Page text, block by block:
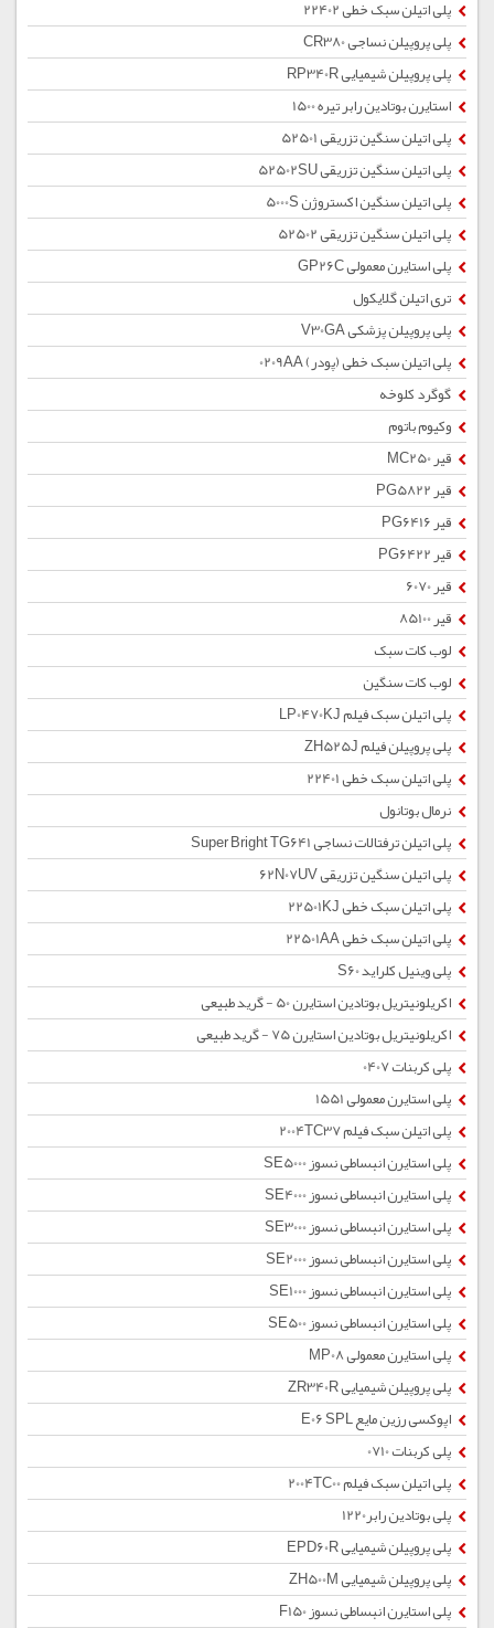
پلی اتیلن سبک خطی 22402
پلی پروپیلن نساجی CR380
پلی پروپیلن شیمیایی RP340R
استایرن بوتادین رابر تیره 1500
پلی اتیلن سنگین تزریقی 52501
پلی اتیلن سنگین تزریقی 52502SU
پلی اتیلن سنگین اکستروژن 5000S
پلی اتیلن سنگین تزریقی 52502
پلی استایرن معمولی GP26C
تری اتیلن گلایکول
پلی پروپیلن پزشکی V30GA
پلی اتیلن سبک خطی (پودر) 0209AA
گوگرد کلوخه
وکیوم باتوم
قیر MC250
قیر PG5822
قیر PG6416
قیر PG6422
قیر 6070
قیر 85100
لوب کات سبک
لوب کات سنگین
پلی اتیلن سبک فیلم LP0470KJ
پلی پروپیلن فیلم ZH525J
پلی اتیلن سبک خطی 22401
نرمال بوتانول
پلی اتیلن ترفتالات نساجی Super Bright TG641
پلی اتیلن سنگین تزریقی 62N07UV
پلی اتیلن سبک خطی 22501KJ
پلی اتیلن سبک خطی 22501AA
پلی وینیل کلراید S60
اکریلونیتریل بوتادین استایرن 50 - گرید طبیعی
اکریلونیتریل بوتادین استایرن 75 - گرید طبیعی
پلی کربنات 0407
پلی استایرن معمولی 1551
پلی اتیلن سبک فیلم 2004TC37
پلی استایرن انبساطی نسوز SE5000
پلی استایرن انبساطی نسوز SE4000
پلی استایرن انبساطی نسوز SE3000
پلی استایرن انبساطی نسوز SE2000
پلی استایرن انبساطی نسوز SE1000
پلی استایرن انبساطی نسوز SE500
پلی استایرن معمولی MP08
پلی پروپیلن شیمیایی ZR340R
اپوکسی رزین مایع E06 SPL
پلی کربنات 0710
پلی اتیلن سبک فیلم 2004TC00
پلی بوتادین رابر1220
پلی پروپیلن شیمیایی EPD60R
پلی پروپیلن شیمیایی ZH500M
پلی استایرن انبساطی نسوز F150